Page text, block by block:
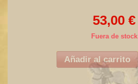
53,00 €
Fuera de stock
Añadir al carrito